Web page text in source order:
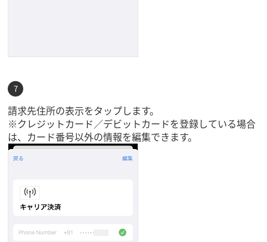
請求先住所の表示をタップします。
※クレジットカード／デビットカードを登録している場合
は、カード番号以外の情報を編集できます。